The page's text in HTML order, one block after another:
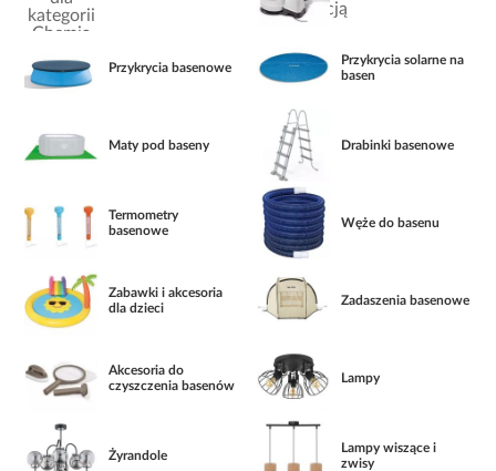
Przykrycia basenowe
Przykrycia solarne na
basen
Maty pod baseny Drabinki basenowe
Termometry
basenowe
Węże do basenu
Zabawki i akcesoria
dla dzieci
Zadaszenia basenowe
Akcesoria do
czyszczenia basenów
Lampy
Żyrandole
Lampy wiszące i
zwisy